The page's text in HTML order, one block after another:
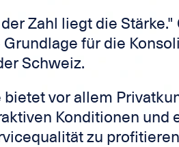
Zahl liegt die
Grundlage für die
Schweiz.
bietet vor allem
Konditionen und
zu